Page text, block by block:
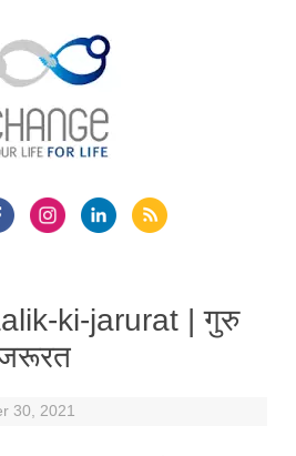
ki-jarurat | गुरु
जरूरत
30, 2021